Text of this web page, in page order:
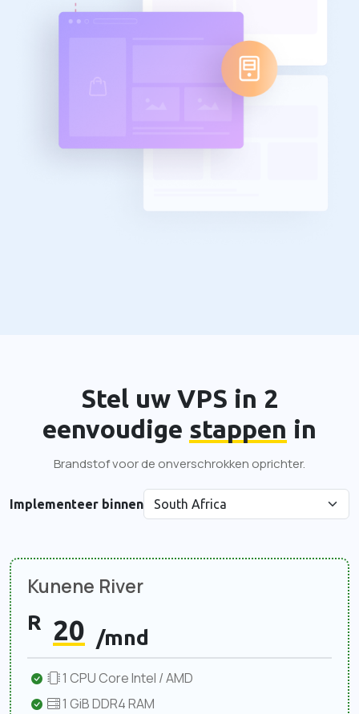
Stel uw VPS in 2
eenvoudige stappen in
Brandstof voor de onverschrokken oprichter.
Implementeer binnen
Kunene River
R 20 /mnd
1 CPU Core Intel / AMD
1 GiB DDR4 RAM